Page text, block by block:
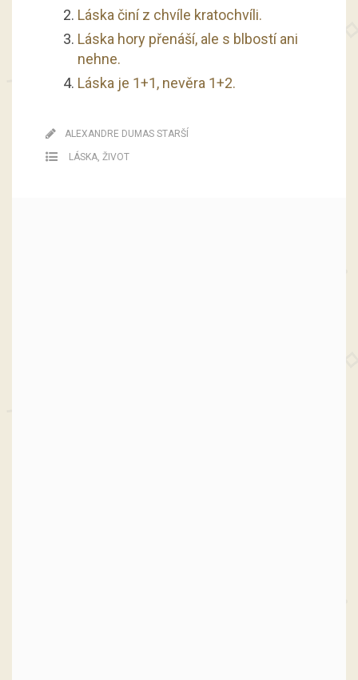
Láska činí z chvíle kratochvíli.
Láska hory přenáší, ale s blbostí ani
nehne.
Láska je 1+1, nevěra 1+2.
ALEXANDRE DUMAS STARŠÍ
LÁSKA, ŽIVOT